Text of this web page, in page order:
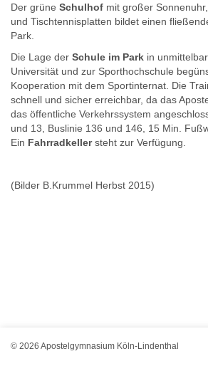
Der grüne Schulhof mit großer
und Tischtennisplatten bildet einen
Park.
Die Lage der Schule im Park in
Universität und zur Sporthochschule
Kooperation mit dem Sportinternat. Die
schnell und sicher erreichbar, da das
das öffentliche Verkehrssystem
und 13, Buslinie 136 und 146, 15 Min.
Ein Fahrradkellersteht zur Verfügung.
(Bilder B.Krummel Herbst 2015)
© 2026 Apostelgymnasium Köln-Lindenthal